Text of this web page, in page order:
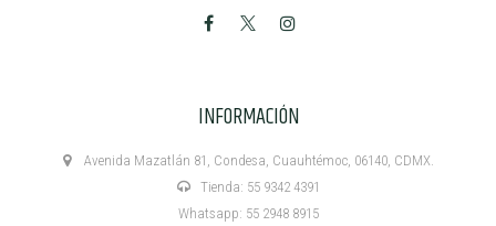
INFORMACIÓN
Avenida Mazatlán 81, Condesa, Cuauhtémoc, 06140, CDMX.
Tienda: 55 9342 4391
Whatsapp: 55 2948 8915